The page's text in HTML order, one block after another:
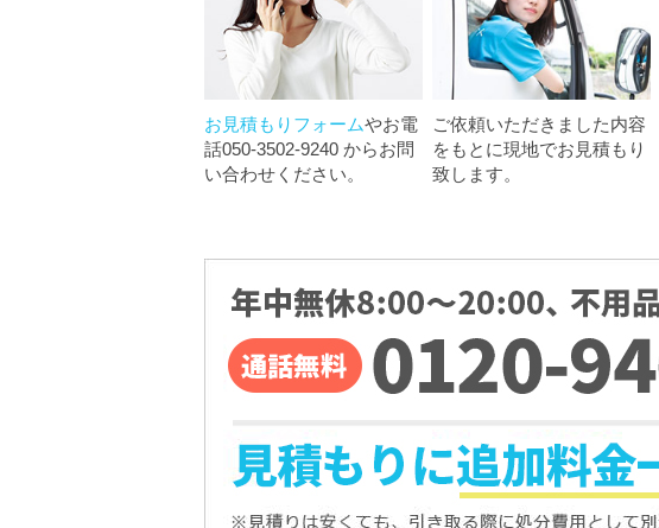
お見積もりフォームやお電
話050-3502-9240 からお問
い合わせください。
ご依頼いただきました内容
をもとに現地でお見積もり
致します。